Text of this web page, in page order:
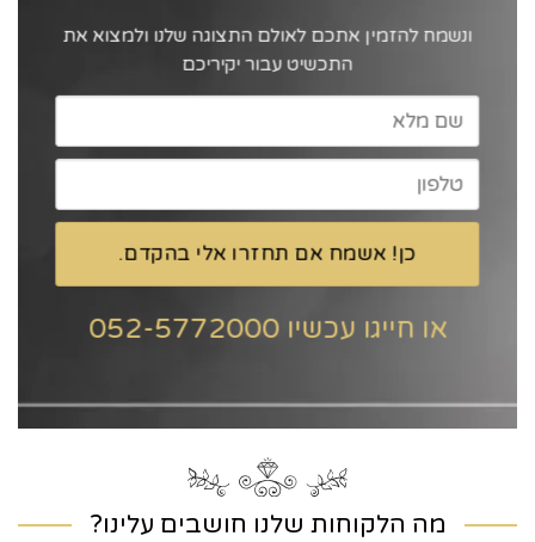
ונשמח להזמין אתכם לאולם התצוגה שלנו ולמצוא את
התכשיט עבור יקיריכם
או חייגו עכשיו 052-5772000
מה הלקוחות שלנו חושבים עלינו?